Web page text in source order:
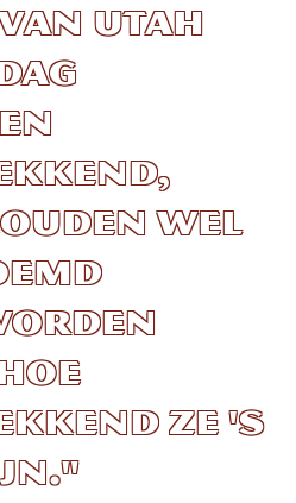
Utah
wel
ze 's